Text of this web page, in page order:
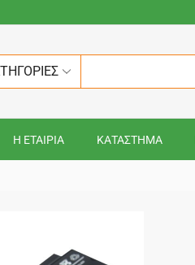
Η ΕΤΑΙΡΙΑ ΚΑΤΑΣΤΗΜΑ